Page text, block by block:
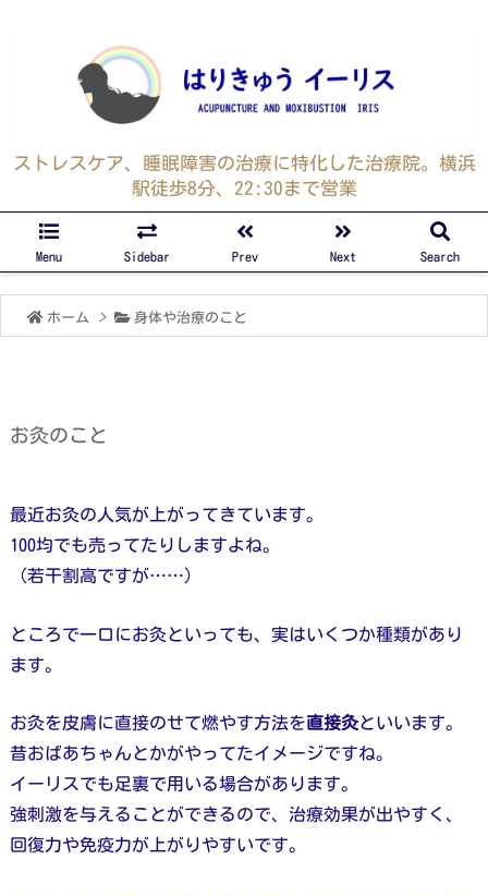
ストレスケア、睡眠障害の治療に特化した治療院。横浜
駅徒歩8分、22:30まで営業
Menu Sidebar Prev Next Search
ホーム > 身体や治療のこと
お灸のこと
最近お灸の人気が上がってきています。
100均でも売ってたりしますよね。
（若干割高ですが……）
ところで一口にお灸といっても、実はいくつか種類があり
ます。
お灸を皮膚に直接のせて燃やす方法を直接灸といいます。
昔おばあちゃんとかがやってたイメージですね。
イーリスでも足裏で用いる場合があります。
強刺激を与えることができるので、治療効果が出やすく、
回復力や免疫力が上がりやすいです。